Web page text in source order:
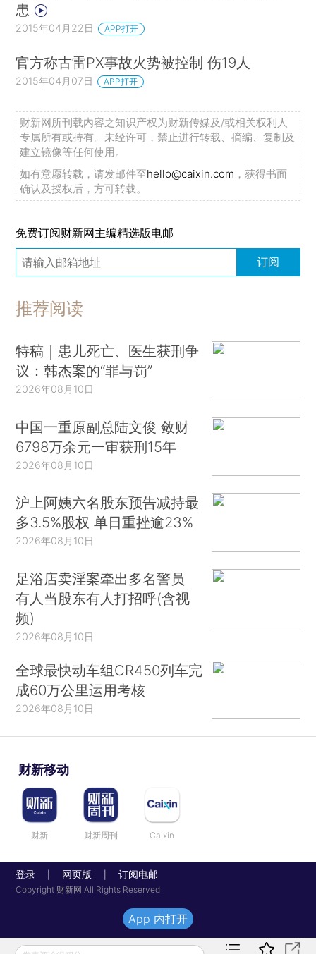
患
2015年04月22日 APP打开
官方称古雷PX事故火势被控制 伤19人
2015年04月07日 APP打开
财新网所刊载内容之知识产权为财新传媒及/或相关权利人
专属所有或持有。未经许可，禁止进行转载、摘编、复制及
建立镜像等任何使用。
如有意愿转载，请发邮件至hello@caixin.com ，获得书面
确认及授权后，方可转载。
免费订阅财新网主编精选版电邮
订阅
推荐阅读
特稿｜患儿死亡、医生获刑争
议：韩杰案的“罪与罚”
2026年08月10日
中国一重原副总陆文俊 敛财
6798万余元一审获刑15年
2026年08月10日
沪上阿姨六名股东预告减持最
多3.5%股权 单日重挫逾23%
2026年08月10日
足浴店卖淫案牵出多名警员
有人当股东有人打招呼(含视
频)
2026年08月10日
全球最快动车组CR450列车完
成60万公里运用考核
2026年08月10日
财新移动
财新 财新周刊 Caixin
登录 网页版 订阅电邮
Copyright 财新网 All Rights Reserved
App 内打开